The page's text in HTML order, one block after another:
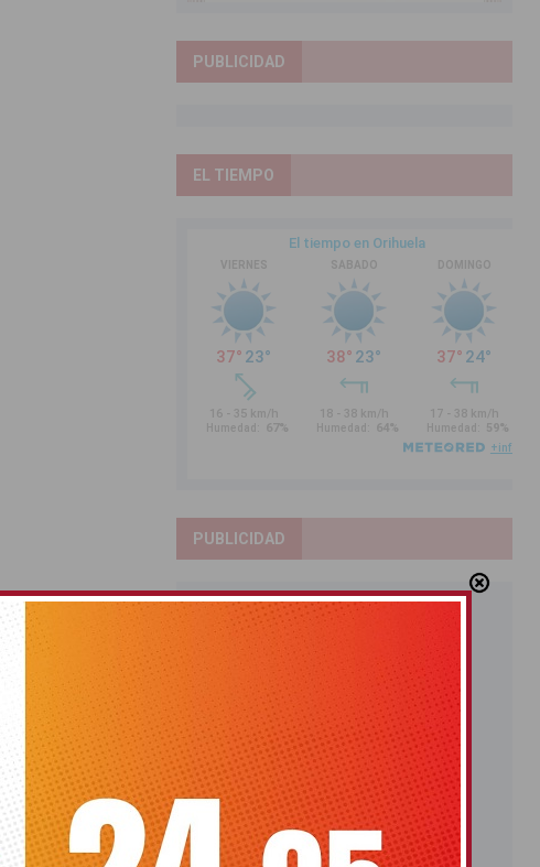
PUBLICIDAD
EL TIEMPO
PUBLICIDAD